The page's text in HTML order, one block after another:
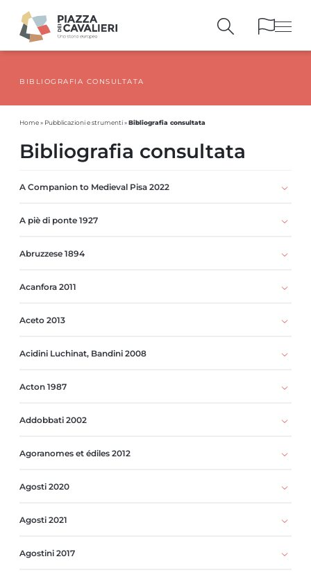
PUBBLICAZIONI E STRUMENTI
BIBLIOGRAFIA CONSULTATA
Home» Pubblicazioni e strumenti»Bibliografia consultata
Bibliografia consultata
A Companion to Medieval Pisa 2022
A piè di ponte 1927
Abruzzese 1894
Acanfora 2011
Aceto 2013
Acidini Luchinat, Bandini 2008
Acton 1987
Addobbati 2002
Agoranomes et édiles 2012
Agosti 2020
Agosti 2021
Agostini 2017